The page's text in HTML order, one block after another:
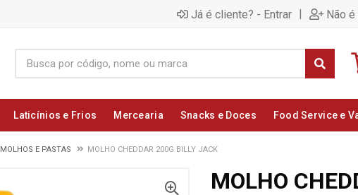
Já é cliente? - Entrar | Não
Laticínios e Frios Mercearia Snacks e Doces Food Service e
MOLHOS E PASTAS MOLHO CHEDDAR 200G BILLY JACK
MOLHO